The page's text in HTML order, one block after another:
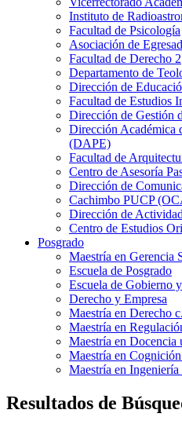
Instituto de
Facultad de Psicología
Asociación de
Facultad de Derecho 2
Departamento de
Dirección de
Facultad de Estudios
Dirección de Gestión
Dirección Académica
(DAPE)
Facultad de
Centro de Asesoría
Dirección de
Cachimbo PUCP
Dirección de
Centro de Estudios
Posgrado
Maestría en Gerencia
Escuela de Posgrado
Escuela de Gobierno
Derecho y Empresa
Maestría en Derecho
Maestría en
Maestría en Docencia
Maestría en
Maestría en
Resultados de